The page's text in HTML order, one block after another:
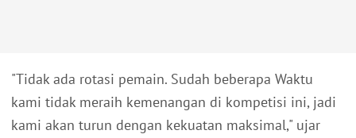
"Tidak ada rotasi pemain. Sudah beberapa Waktu
kami tidak meraih kemenangan di kompetisi ini, jadi
kami akan turun dengan kekuatan maksimal," ujar